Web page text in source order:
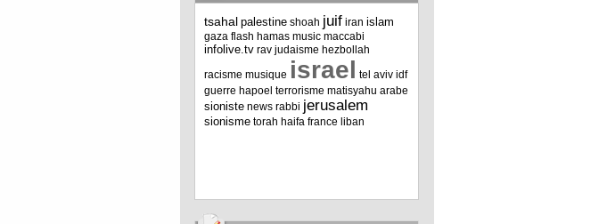
tsahal palestine shoah juif iran islam
gaza flash hamas music maccabi
infolive.tv rav judaisme hezbollah
racisme musique israel tel aviv idf
guerre hapoel terrorisme matisyahu arabe
sioniste news rabbi jerusalem
sionisme torah haifa france liban